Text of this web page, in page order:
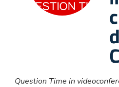
Question Time in